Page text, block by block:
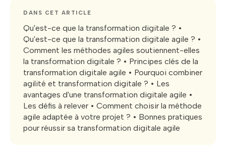
DANS CET ARTICLE
Qu'est-ce que la transformation digitale ? •
Qu'est-ce que la transformation digitale agile ? •
Comment les méthodes agiles soutiennent-elles
la transformation digitale ? • Principes clés de la
transformation digitale agile • Pourquoi combiner
agilité et transformation digitale ? • Les
avantages d'une transformation digitale agile •
Les défis à relever • Comment choisir la méthode
agile adaptée à votre projet ? • Bonnes pratiques
pour réussir sa transformation digitale agile